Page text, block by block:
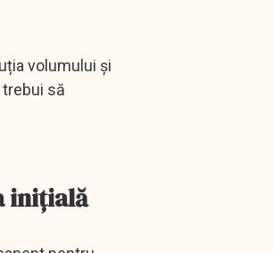
volumului și
să
inițială